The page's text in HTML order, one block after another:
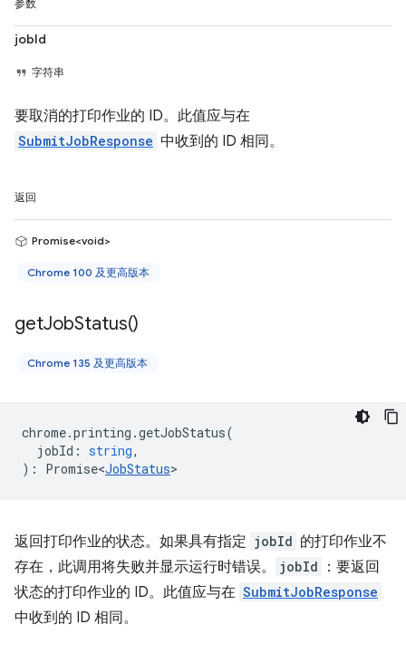
参数
jobId
字符串
要取消的打印作业的 ID。此值应与在
SubmitJobResponse 中收到的 ID 相同。
返回
Promise<void>
Chrome 100 及更高版本
getJobStatus()
Chrome 135 及更高版本
chrome.printing .getJobStatus(
jobId : string,
) : Promise<JobStatus>
返回打印作业的状态。如果具有指定 jobId 的打印作业不
存在，此调用将失败并显示运行时错误。
jobId
：要返回
状态的打印作业的 ID。此值应与在 SubmitJobResponse
中收到的 ID 相同。